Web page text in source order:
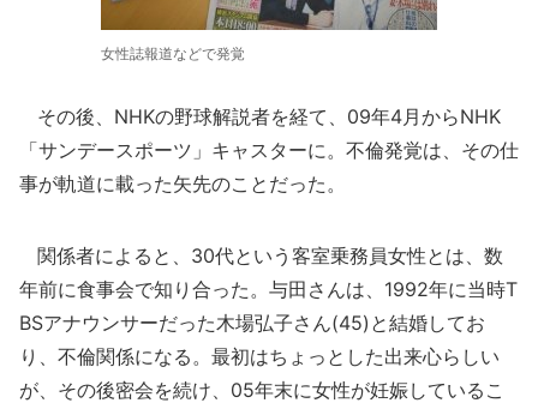
女性誌報道などで発覚
その後、NHKの野球解説者を経て、09年4月からNHK
「サンデースポーツ」キャスターに。不倫発覚は、その仕
事が軌道に載った矢先のことだった。
関係者によると、30代という客室乗務員女性とは、数
年前に食事会で知り合った。与田さんは、1992年に当時T
BSアナウンサーだった木場弘子さん(45)と結婚してお
り、不倫関係になる。最初はちょっとした出来心らしい
が、その後密会を続け、05年末に女性が妊娠しているこ